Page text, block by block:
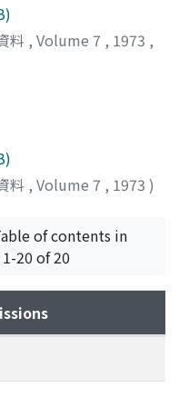
料 , Volume 7 , 1973 ,
料 , Volume 7 , 1973 )
of contents in
20 of 20